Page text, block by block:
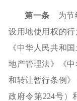
第一条
为
设用地使用权的
《中华人民共和
地产管理法》《
和转让暂行条例》
政府令第224号）